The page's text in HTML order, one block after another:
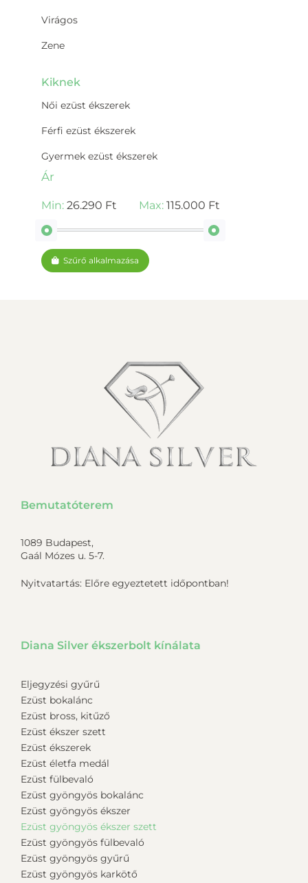
Virágos
Zene
Kiknek
Női ezüst ékszerek
Férfi ezüst ékszerek
Gyermek ezüst ékszerek
Ár
Min: 26.290 Ft Max: 115.000 Ft
Szűrő alkalmazása
Bemutatóterem
1089 Budapest,
Gaál Mózes u. 5-7.
Nyitvatartás: Előre egyeztetett időpontban!
Diana Silver ékszerbolt kínálata
Eljegyzési gyűrű
Ezüst bokalánc
Ezüst bross, kitűző
Ezüst ékszer szett
Ezüst ékszerek
Ezüst életfa medál
Ezüst fülbevaló
Ezüst gyöngyös bokalánc
Ezüst gyöngyös ékszer
Ezüst gyöngyös ékszer szett
Ezüst gyöngyös fülbevaló
Ezüst gyöngyös gyűrű
Ezüst gyöngyös karkötő